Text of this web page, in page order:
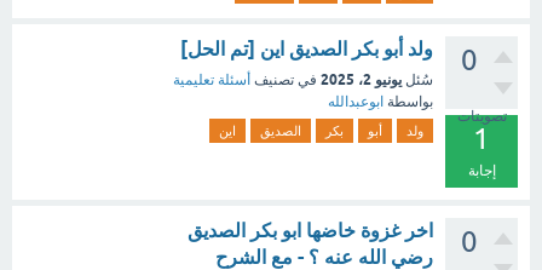
0
تصويتات
1
إجابة
ولد أبو بكر الصديق اين [تم الحل]
سُئل يونيو 2، 2025 في تصنيف أسئلة تعليمية
بواسطة ابوعبدالله
ولد أبو بكر الصديق اين
0
اخر غزوة خاضها ابو بكر الصديق
رضي الله عنه ؟ - مع الشرح